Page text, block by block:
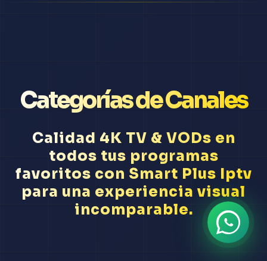
Categorías de Canales
Calidad 4K TV & VODs en
todos tus programas
favoritos con Smart Plus Iptv
para una experiencia visual
incomparable.